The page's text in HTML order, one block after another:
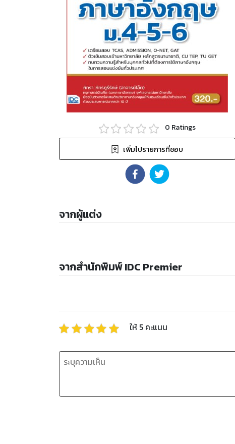
0 Ratings
เพิ่มไปรายการที่ชอบ
จากผู้แต่ง
จากสำนักพิมพ์ IDC Premier
ให้ 5 คะแนน